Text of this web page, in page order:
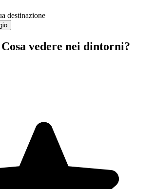
destinazione
vedere nei dintorni?